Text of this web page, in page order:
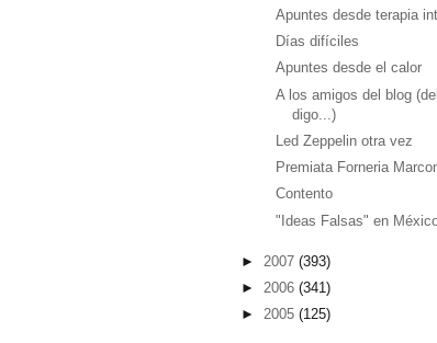
Apuntes desde terapia
Días difíciles
Apuntes desde el calor
A los amigos del blog
digo...)
Led Zeppelin otra vez
Premiata Forneria
Contento
"Ideas Falsas" en
► 2007 (393)
► 2006 (341)
► 2005 (125)